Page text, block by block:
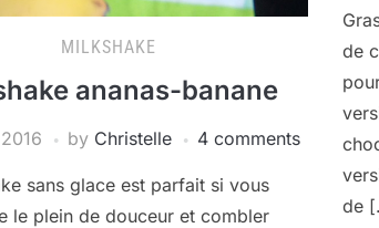
MILKSHAKE
ananas-banane
by Christelle 4 comments
sans glace est parfait si vous
le plein de douceur et combler
de
de